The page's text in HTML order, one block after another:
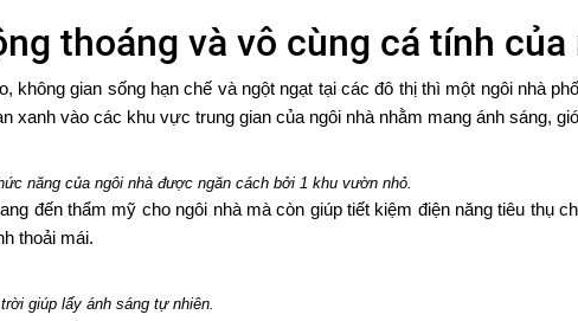
thoáng và vô cùng cá tính
không gian sống hạn chế và ngột ngạt tại các đô thị thì một ngôi nhà
xanh vào các khu vực trung gian của ngôi nhà nhằm mang ánh sáng,
năng của ngôi nhà được ngăn cách bởi 1 khu vườn nhỏ.
đến thẩm mỹ cho ngôi nhà mà còn giúp tiết kiệm điện năng tiêu thụ
thoải mái.
giúp lấy ánh sáng tự nhiên.